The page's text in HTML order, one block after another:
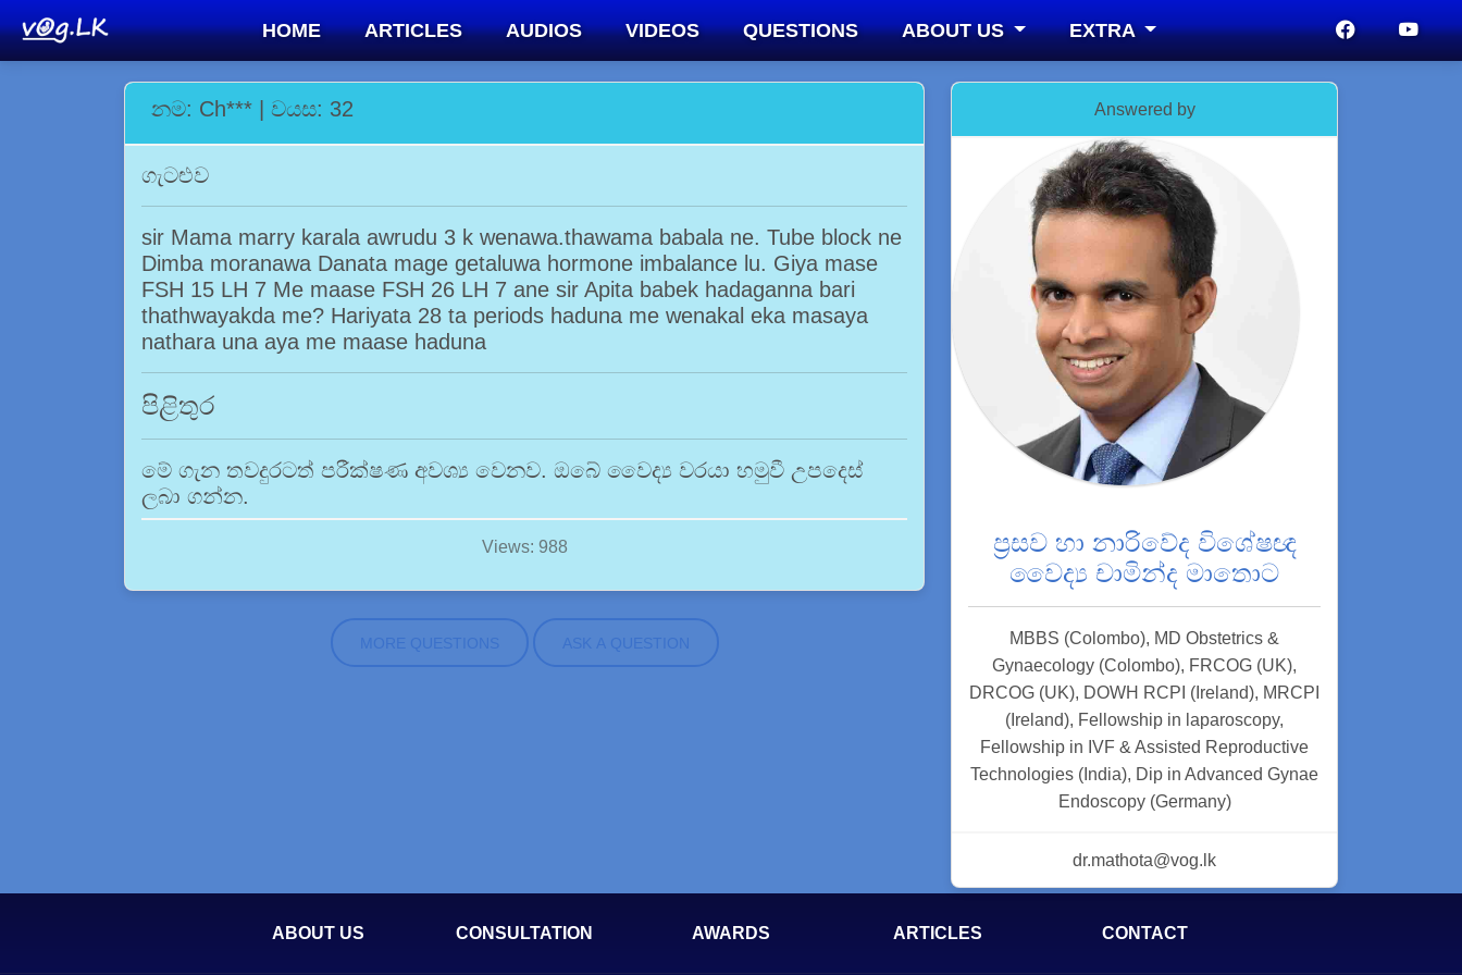
HOME ARTICLES AUDIOS VIDEOS QUESTIONS ABOUT US EXTRA
නම: Ch*** | වයස: 32
ගැටළුව
sir Mama marry karala awrudu 3 k wenawa.thawama babala ne. Tube block ne
Dimba moranawa Danata mage getaluwa hormone imbalance lu. Giya mase
FSH 15 LH 7 Me maase FSH 26 LH 7 ane sir Apita babek hadaganna bari
thathwayakda me? Hariyata 28 ta periods haduna me wenakal eka masaya
nathara una aya me maase haduna
පිළිතුර
මේ ගැන තවදුරටත් පරීක්ෂණ අවශ්‍ය වෙනව. ඔබේ වෛද්‍ය වරයා හමුවී උපදෙස්
ලබා ගන්න.
Views: 988
MORE QUESTIONS ASK A QUESTION
Answered by
ප්‍රසව හා නාරිවේද විශේෂඥ
වෛද්‍ය චාමින්ද මාතොට
MBBS (Colombo), MD Obstetrics &
Gynaecology (Colombo), FRCOG (UK),
DRCOG (UK), DOWH RCPI (Ireland), MRCPI
(Ireland), Fellowship in laparoscopy,
Fellowship in IVF & Assisted Reproductive
Technologies (India), Dip in Advanced Gynae
Endoscopy (Germany)
dr.mathota@vog.lk
ABOUT US CONSULTATION AWARDS ARTICLES CONTACT